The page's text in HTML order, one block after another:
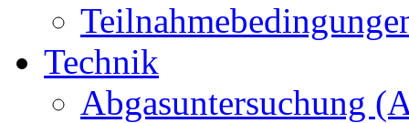
Technik
Abgasuntersuchung